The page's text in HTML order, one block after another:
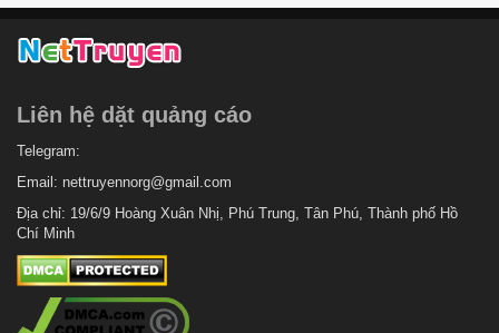
Liên hệ dặt quảng cáo
Telegram:
Email: nettruyennorg@gmail.com
Địa chỉ: 19/6/9 Hoàng Xuân Nhị, Phú Trung, Tân Phú, Thành phố Hồ
Chí Minh